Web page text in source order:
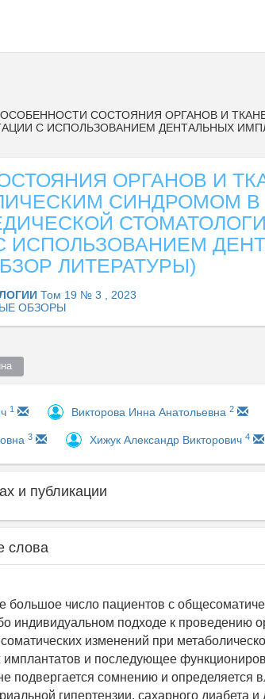
ОСОБЕННОСТИ СОСТОЯНИЯ ОРГАНОВ И
С ИСПОЛЬЗОВАНИЕМ ДЕНТАЛЬНЫХ
ОРГАНОВ И
СИНДРОМОМ В
ИСПОЛЬЗОВАНИЕМ
ЛИТЕРАТУРЫ)
Том 19 № 3 , 2023
ОБЗОРЫ
1 Викторова Инна Анатольевна 2
3 Хижук Александр Викторович 4
и публикации
слова
большое число пациентов с
индивидуальном подходе к проведению
изменений при
имплантатов и последующее
подвергается сомнению и определяется
гипертензии, сахарного диабета